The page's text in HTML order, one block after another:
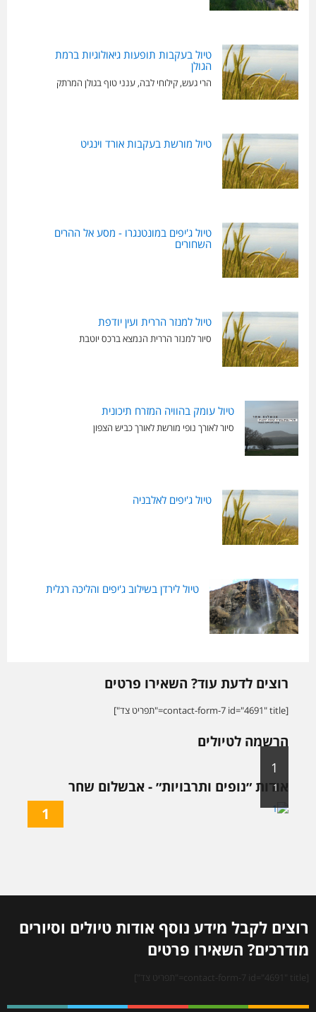
טיול בעקבות תופעות גיאולוגיות ברמת
הגולן
הרי געש, קילוחי לבה, ענני טוף בגולן המרתק
טיול מורשת בעקבות אורד וינגיט
טיול ג'יפים במונטנגרו - מסע אל ההרים
השחורים
טיול למנזר הררית ועין יודפת
סיור למנזר הררית הנמצא ברכס יוטבת
טיול עומק בהוויה המזרח תיכונית
סיור לאורך נופי מורשת לאורך כביש הצפון
טיול ג'יפים לאלבניה
טיול לירדן בשילוב ג'יפים והליכה רגלית
רוצים לדעת עוד? השאירו פרטים
[contact-form-7 id="4691" title="תפריט צד"]
הרשמה לטיולים
אודות ״נופים ותרבויות״ - אבשלום שחר
1
1
1
רוצים לקבל מידע נוסף אודות טיולים וסיורים
מודרכים? השאירו פרטים
[contact-form-7 id="4691" title="תפריט צד"]